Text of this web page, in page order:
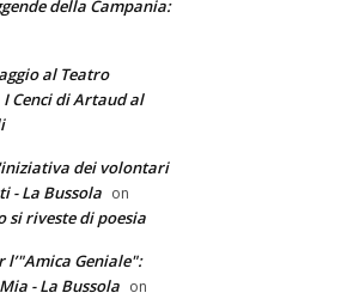
della Campania:
al Teatro
I Cenci di Artaud al
dei volontari
- La Bussola on
si riveste di poesia
l’"Amica Geniale":
- La Bussola on